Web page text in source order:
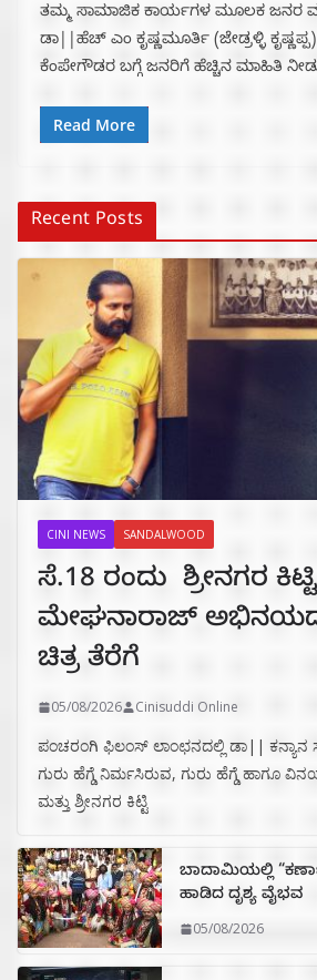
ತಮ್ಮ ಸಾಮಾಜಿಕ ಕಾರ್ಯಗಳ ಮೂಲಕ ಜನರ
ಡಾ||ಹೆಚ್ ಎಂ ಕೃಷ್ಣಮೂರ್ತಿ (ಜೇಡ್ರಳ್ಳಿ
ಕೆಂಪೇಗೌಡರ ಬಗ್ಗೆ ಜನರಿಗೆ ಹೆಚ್ಚಿನ ಮಾಹಿತಿ‌
Read More
Recent Posts
CINI NEWS SANDALWOOD
ಸೆ.18 ರಂದು ಶ್ರೀನಗರ
ಮೇಘನಾರಾಜ್
ಚಿತ್ರ ತೆರೆಗೆ
05/08/2026 Cinisuddi Online
ಪಂಚರಂಗಿ ಫಿಲಂಸ್ ಲಾಂಛನದಲ್ಲಿ ಡಾ|| ಕನ್ಯಾನ
ಗುರು ಹೆಗ್ಡೆ ನಿರ್ಮಸಿರುವ, ಗುರು ಹೆಗ್ಡೆ ಹಾಗೂ
ಮತ್ತು ಶ್ರೀನಗರ ಕಿಟ್ಟಿ
ಬಾದಾಮಿಯಲ್ಲಿ
ಹಾಡಿದ ದೃಶ್ಯ ವೈಭವ
05/08/2026